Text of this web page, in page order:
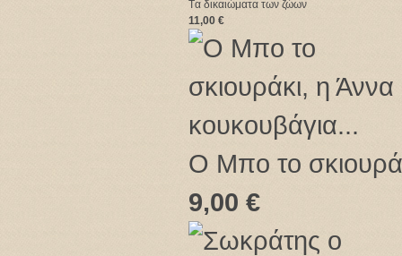
Tα δικαιώματα των ζώων
11,00 €
Ο Μπο το
9,00 €